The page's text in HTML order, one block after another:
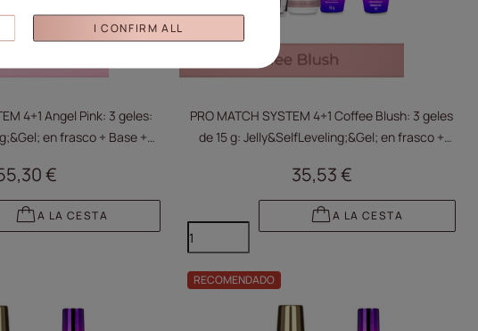
4+1 Angel Pink: 3 geles:
en frasco + Base +
€
A LA CESTA
PRO MATCH SYSTEM 4+1 Coffee Blush: 3 geles
de 15 g: Jelly&SelfLeveling;&Gel; en frasco +
35,53 €
A LA CESTA
RECOMENDADO
I CONFIRM ALL